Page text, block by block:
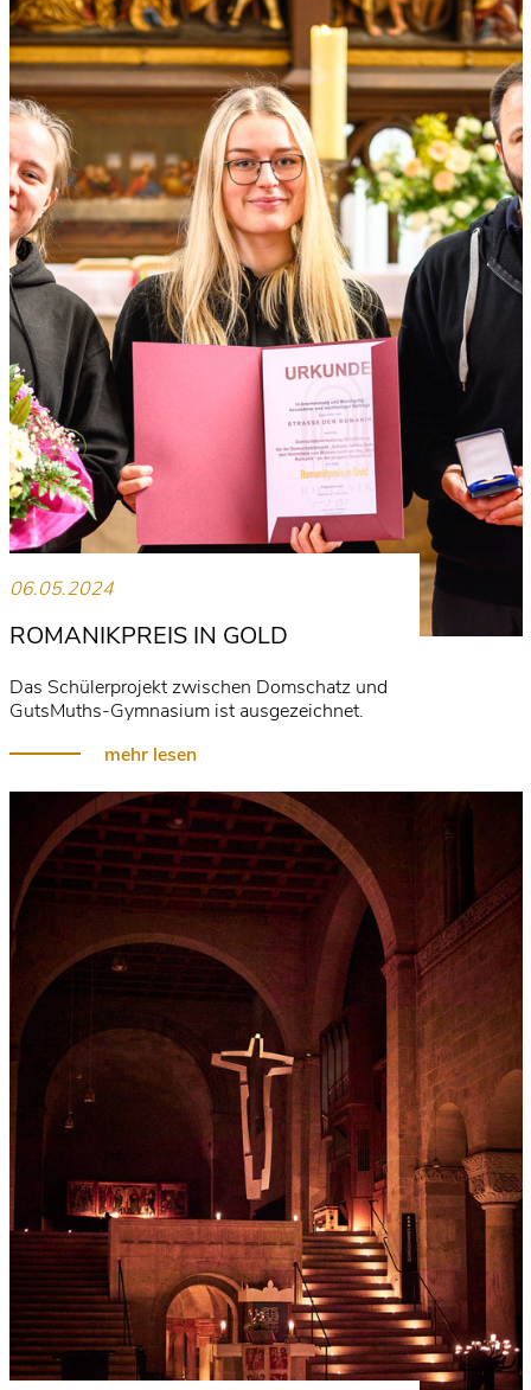
06.05.2024
ROMANIKPREIS IN GOLD
Das Schülerprojekt zwischen Domschatz und
GutsMuths-Gymnasium ist ausgezeichnet.
mehr lesen